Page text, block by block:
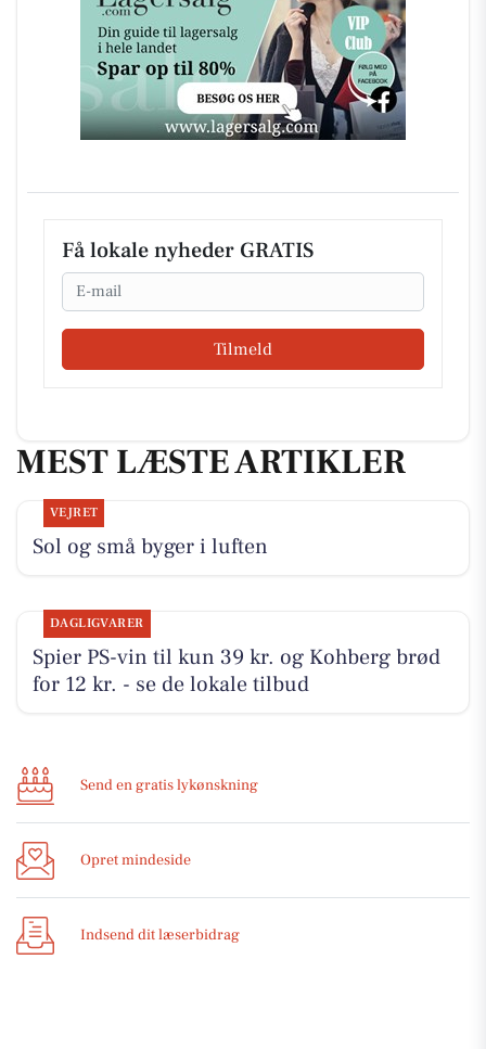
Få lokale nyheder GRATIS
Email
Tilmeld
MEST LÆSTE ARTIKLER
VEJRET
Sol og små byger i luften
DAGLIGVARER
Spier PS-vin til kun 39 kr. og Kohberg brød
for 12 kr. - se de lokale tilbud
Send en gratis lykønskning
Opret mindeside
Indsend dit læserbidrag